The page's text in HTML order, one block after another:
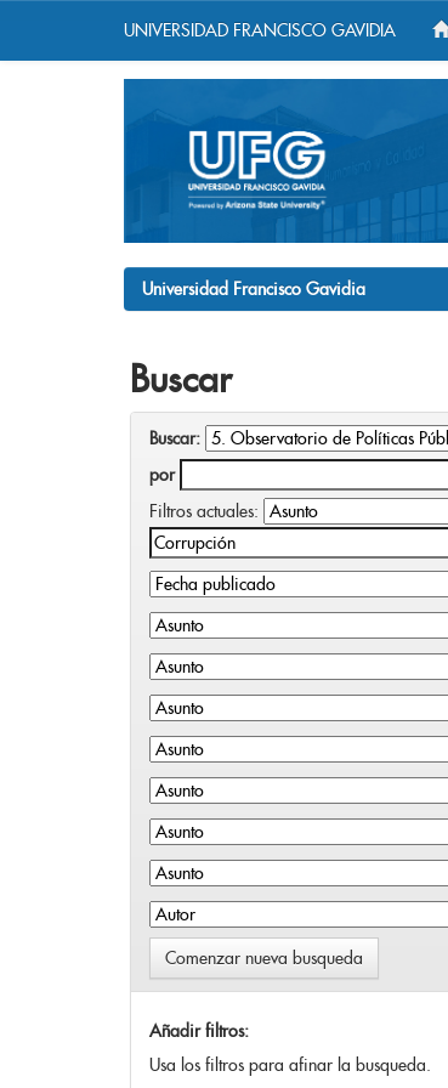
UNIVERSIDAD FRANCISCO GAVIDIA
Universidad Francisco Gavidia
Buscar
Buscar:
por
Filtros actuales:
Comenzar nueva busqueda
Añadir filtros:
Usa los filtros para afinar la busqueda.